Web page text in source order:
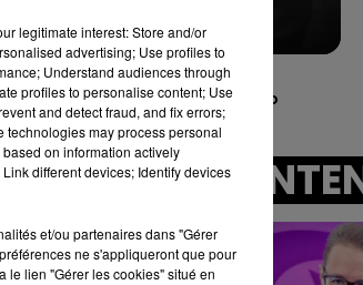
FERME
ville
de
LOREEN
Tattoo
A
legitimate interest: Store and/or
advertising; Use profiles to
Understand audiences through
profiles to personalise content; Use
and detect fraud, and fix errors;
technologies may process personal
on information actively
different devices; Identify devices
et/ou partenaires dans "Gérer
ne s'appliqueront que pour
le lien "Gérer les cookies" situé en